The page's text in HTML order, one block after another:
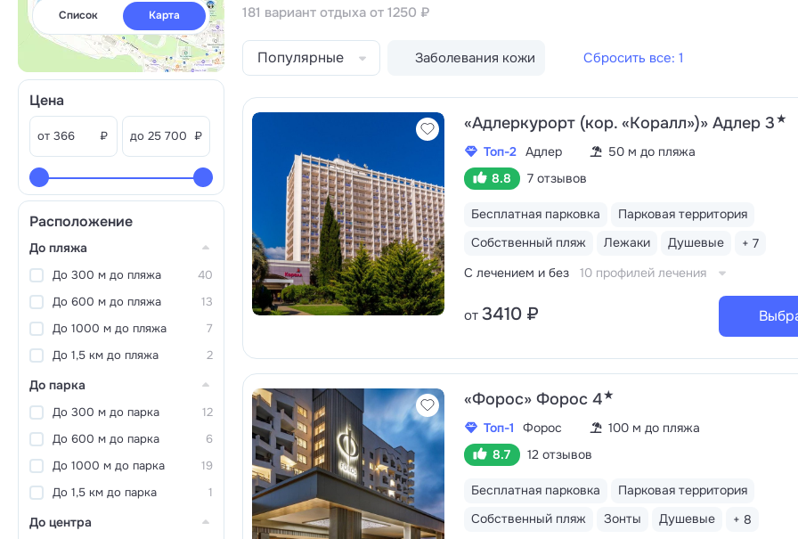
Список Карта
Цена
от ₽ до ₽
Расположение
До пляжа
До 300 м до пляжа
40
До 600 м до пляжа
13
До 1000 м до пляжа
7
До 1,5 км до пляжа
2
До парка
До 300 м до парка
12
До 600 м до парка
6
До 1000 м до парка
19
До 1,5 км до парка
1
До центра
181 вариант отдыха от 1250 ₽
Популярные Заболевания кожи Сбросить все: 1
«Адлеркурорт (кор. «Коралл»)» Адлер 3★
Топ-2 Адлер
50 м до пляжа
8.8
7 отзывов
Бесплатная парковка
Парковая территория
Собственный пляж
Лежаки Душевые
+ 7
С лечением и без
10 профилей лечения
от 3410 ₽
«Форос» Форос 4★
Топ-1 Форос
100 м до пляжа
8.7
12 отзывов
Бесплатная парковка
Парковая территория
Собственный пляж
Зонты Душевые + 8